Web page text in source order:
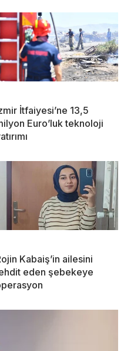
İtfaiyesi’ne 13,5
Euro’luk teknoloji
Kabaiş’in ailesini
eden şebekeye